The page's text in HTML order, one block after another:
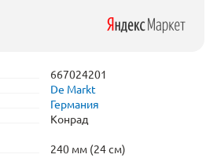
667024201
De Markt
Германия
Конрад
240 мм (24 см)